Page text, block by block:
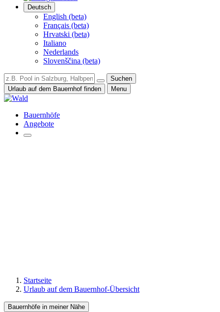
Deutsch
English (beta)
Français (beta)
Hrvatski (beta)
Italiano
Nederlands
Slovenščina (beta)
Suchen
Urlaub auf dem Bauernhof finden
Menu
Bauernhöfe
Angebote
Startseite
Urlaub auf dem Bauernhof-Übersicht
Bauernhöfe in meiner Nähe